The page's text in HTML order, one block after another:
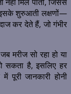
इसके शुरुआती लक्षणों—
कर देते हैं, जो गंभीर
मरीज सो रहा हो या
सकता है, इसलिए हर
पूरी जानकारी होनी